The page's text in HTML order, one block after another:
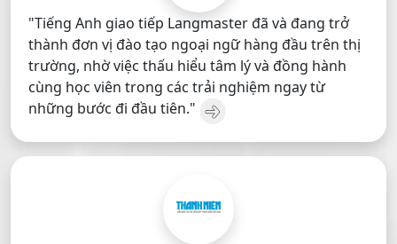
"Tiếng Anh giao tiếp Langmaster đã và đang trở
thành đơn vị đào tạo ngoại ngữ hàng đầu trên thị
trường, nhờ việc thấu hiểu tâm lý và đồng hành
cùng học viên trong các trải nghiệm ngay từ
những bước đi đầu tiên."